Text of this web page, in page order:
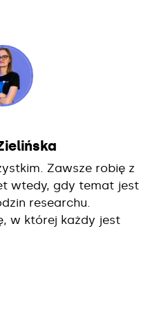
Zawsze robię z
wtedy, gdy temat jest
researchu.
w której każdy jest